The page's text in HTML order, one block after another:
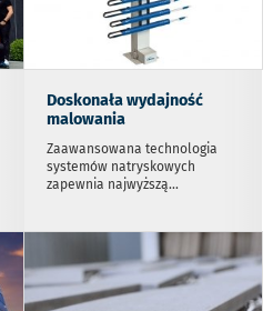
Doskonała wydajność
malowania
Zaawansowana technologia
systemów natryskowych
zapewnia najwyższą...